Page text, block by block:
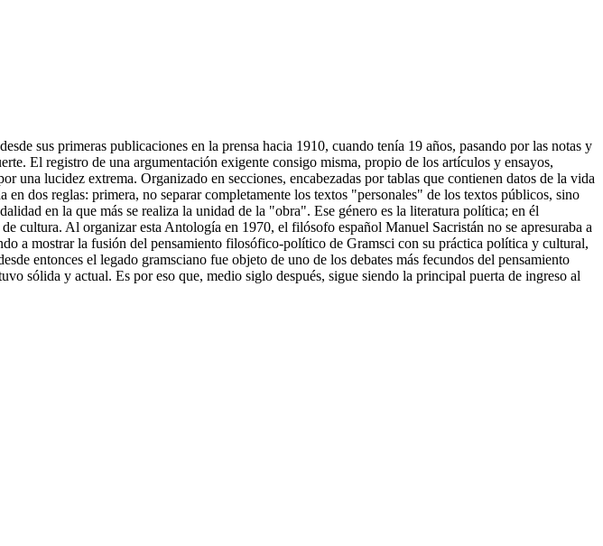
sus primeras publicaciones en la prensa hacia 1910, cuando tenía 19 años, pasando por las notas y
El registro de una argumentación exigente consigo misma, propio de los artículos y ensayos,
una lucidez extrema. Organizado en secciones, encabezadas por tablas que contienen datos de la vida
dos reglas: primera, no separar completamente los textos "personales" de los textos públicos, sino
en la que más se realiza la unidad de la "obra". Ese género es la literatura política; en él
Al organizar esta Antología en 1970, el filósofo español Manuel Sacristán no se apresuraba a
a mostrar la fusión del pensamiento filosófico-político de Gramsci con su práctica política y cultural,
entonces el legado gramsciano fue objeto de uno de los debates más fecundos del pensamiento
sólida y actual. Es por eso que, medio siglo después, sigue siendo la principal puerta de ingreso al